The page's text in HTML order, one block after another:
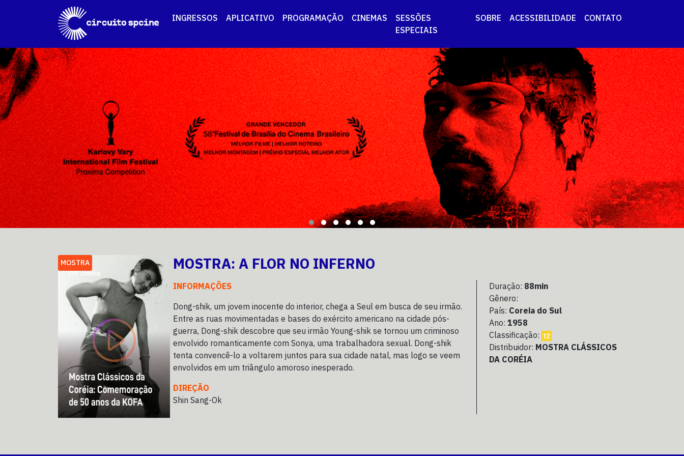
INGRESSOS APLICATIVO PROGRAMAÇÃO CINEMAS
SESSÕES
ESPECIAIS
SOBRE ACESSIBILIDADE CONTATO
MOSTRA MOSTRA: A FLOR NO INFERNO
INFORMAÇÕES
Dong-shik, um jovem inocente do interior, chega a Seul em busca de seu irmão.
Entre as ruas movimentadas e bases do exército americano na cidade pós-
guerra, Dong-shik descobre que seu irmão Young-shik se tornou um criminoso
envolvido romanticamente com Sonya, uma trabalhadora sexual. Dong-shik
tenta convencê-lo a voltarem juntos para sua cidade natal, mas logo se veem
envolvidos em um triângulo amoroso inesperado.
DIREÇÃO
Shin Sang-Ok
Duração: 88min
Gênero:
País: Coreia do Sul
Ano:1958
Classificação:
Distribuidor: MOSTRA CLÁSSICOS
DA CORÉIA